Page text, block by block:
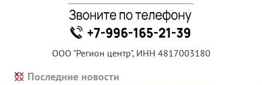
ООО "Регион центр", ИНН 4817003180
Последние новости